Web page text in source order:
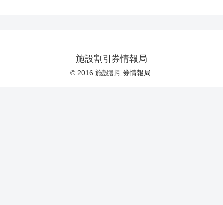
施設割引券情報局
© 2016 施設割引券情報局.